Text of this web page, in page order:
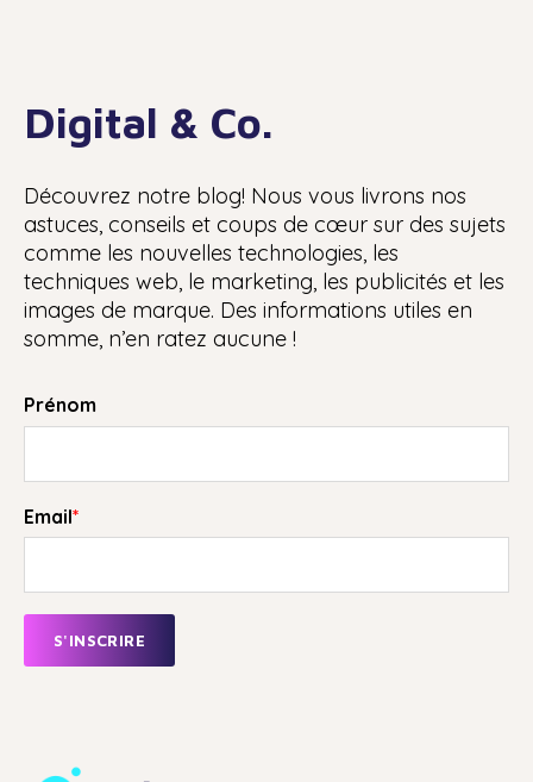
Digital & Co.
Découvrez notre blog! Nous vous livrons nos
astuces, conseils et coups de cœur sur des sujets
comme les nouvelles technologies, les
techniques web, le marketing, les publicités et les
images de marque. Des informations utiles en
somme, n’en ratez aucune !
Prénom
Email*